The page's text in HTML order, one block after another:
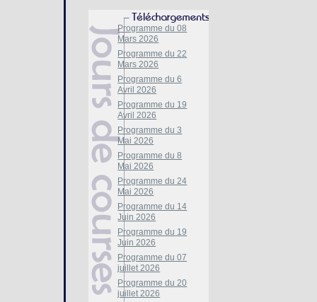
Programme du 08
Mars 2026
Programme du 22
Mars 2026
Programme du 6
Avril 2026
Programme du 19
Avril 2026
Programme du 3
Mai 2026
Programme du 8
Mai 2026
Programme du 24
Mai 2026
Programme du 14
Juin 2026
Programme du 19
Juin 2026
Programme du 07
juillet 2026
Programme du 20
juillet 2026